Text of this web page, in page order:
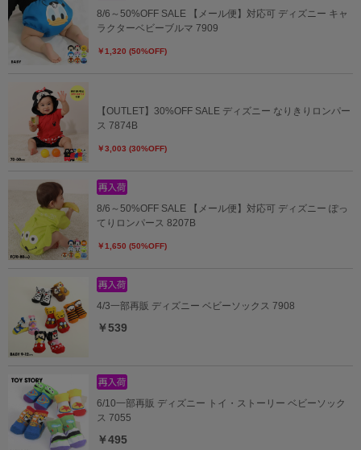
8/6～50%OFF SALE 【メール便】対応可 ディズニー キャ
ラクターベビーブルマ 7909
￥1,320 (50%OFF)
【OUTLET】30%OFF SALE ディズニー なりきりロンパー
ス 7874B
￥3,003 (30%OFF)
8/6～50%OFF SALE 【メール便】対応可 ディズニー ぽっ
てりロンパース 8207B
￥1,650 (50%OFF)
4/3一部再販 ディズニー ベビーソックス 7908
￥539
6/10一部再販 ディズニー トイ・ストーリー ベビーソック
ス 7055
￥495